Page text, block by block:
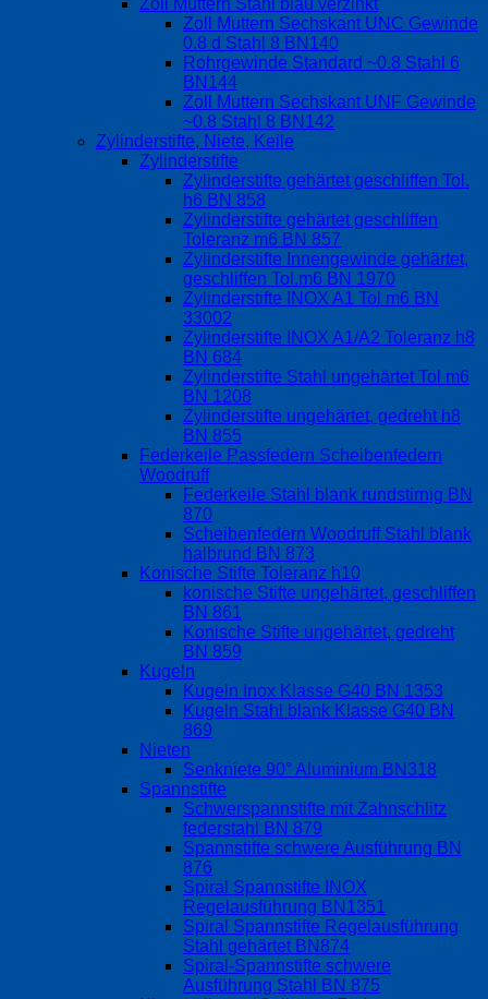
Zoll Muttern Stahl blau verzinkt
Zoll Muttern Sechskant UNC Gewinde
0.8 d Stahl 8 BN140
Rohrgewinde Standard ~0.8 Stahl 6
BN144
Zoll Muttern Sechskant UNF Gewinde
~0.8 Stahl 8 BN142
Zylinderstifte, Niete, Keile
Zylinderstifte
Zylinderstifte gehärtet geschliffen Tol.
h6 BN 858
Zylinderstifte gehärtet geschliffen
Toleranz m6 BN 857
Zylinderstifte Innengewinde gehärtet,
geschliffen Tol.m6 BN 1970
Zylinderstifte INOX A1 Tol m6 BN
33002
Zylinderstifte INOX A1/A2 Toleranz h8
BN 684
Zylinderstifte Stahl ungehärtet Tol m6
BN 1208
Zylinderstifte ungehärtet, gedreht h8
BN 855
Federkeile Passfedern Scheibenfedern
Woodruff
Federkeile Stahl blank rundstirnig BN
870
Scheibenfedern Woodruff Stahl blank
halbrund BN 873
Konische Stifte Toleranz h10
konische Stifte ungehärtet, geschliffen
BN 861
Konische Stifte ungehärtet, gedreht
BN 859
Kugeln
Kugeln Inox Klasse G40 BN 1353
Kugeln Stahl blank Klasse G40 BN
869
Nieten
Senkniete 90° Aluminium BN318
Spannstifte
Schwerspannstifte mit Zahnschlitz
federstahl BN 879
Spannstifte schwere Ausführung BN
876
Spiral Spannstifte INOX
Regelausführung BN1351
Spiral Spannstifte Regelausführung
Stahl gehärtet BN874
Spiral-Spannstifte schwere
Ausführung Stahl BN 875